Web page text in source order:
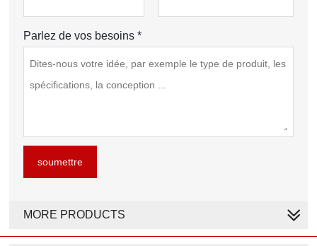
Parlez de vos besoins *
soumettre
MORE PRODUCTS